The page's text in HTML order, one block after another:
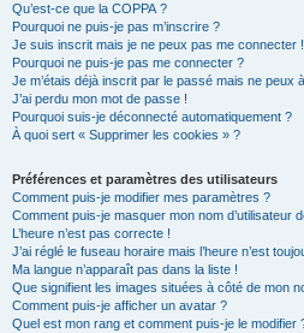
Qu’est-ce que la COPPA ?
Pourquoi ne puis-je pas m’inscrire ?
Je suis inscrit mais je ne peux pas me connecter !
Pourquoi ne puis-je pas me connecter ?
Je m’étais déjà inscrit par le passé mais ne peux
J’ai perdu mon mot de passe !
Pourquoi suis-je déconnecté automatiquement ?
À quoi sert « Supprimer les cookies » ?
Préférences et paramètres des utilisateurs
Comment puis-je modifier mes paramètres ?
Comment puis-je masquer mon nom d’utilisateur
L’heure n’est pas correcte !
J’ai réglé le fuseau horaire mais l’heure n’est
Ma langue n’apparaît pas dans la liste !
Que signifient les images situées à côté de mon
Comment puis-je afficher un avatar ?
Quel est mon rang et comment puis-je le modifier